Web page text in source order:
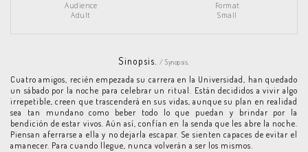
Audience
Adult
Format
Small
Sinopsis./ Synopsis.
Cuatro amigos, recién empezada su carrera en la Universidad, han quedado
un sábado por la noche para celebrar un ritual. Están decididos a vivir algo
irrepetible, creen que trascenderá en sus vidas, aunque su plan en realidad
sea tan mundano como beber todo lo que puedan y brindar por la
bendición de estar vivos. Aún así, confían en la senda que les abre la noche.
Piensan aferrarse a ella y no dejarla escapar. Se sienten capaces de evitar el
amanecer. Para cuando llegue, nunca volverán a ser los mismos.